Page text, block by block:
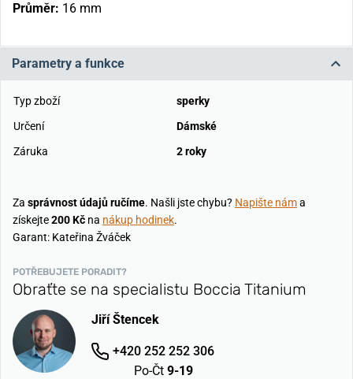
Průměr: 16 mm
Parametry a funkce
Typ zboží
sperky
Určení
Dámské
Záruka
2 roky
Za správnost údajů ručíme. Našli jste chybu? Napište náma
získejte200 Kč na nákup hodinek.
Garant: Kateřina Žváček
POTŘEBUJETE PORADIT?
Obraťte se na specialistu Boccia Titanium
Jiří Štencek
+420 252 252 306
Po-Čt 9-19